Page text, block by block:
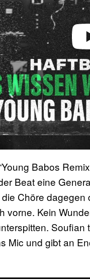
Babos
Beat eine
Chöre
vorne. Kein
Mic und gibt an